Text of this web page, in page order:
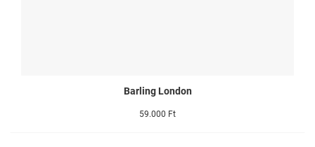
Barling London
59.000 Ft